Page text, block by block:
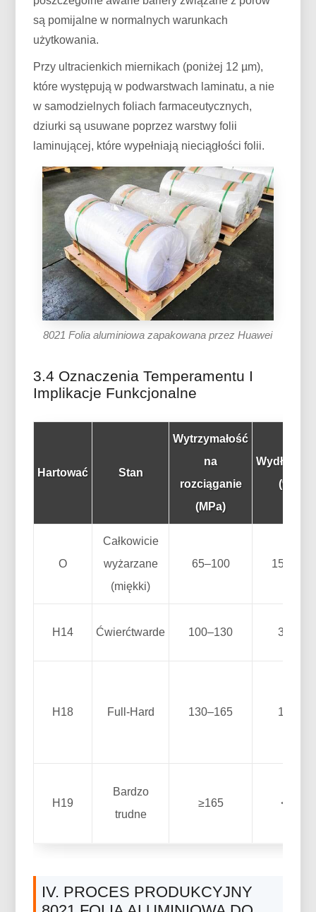
są pomijalne w normalnych warunkach
użytkowania.
Przy ultracienkich miernikach (poniżej 12 µm),
które występują w podwarstwach laminatu, a nie
w samodzielnych foliach farmaceutycznych,
dziurki są usuwane poprzez warstwy folii
laminującej, które wypełniają nieciągłości folii.
8021 Folia aluminiowa zapakowana przez Huawei
3.4 Oznaczenia Temperamentu I
Implikacje Funkcjonalne
Hartować Stan
Wytrzymałość
na
rozciąganie
(MPa)
(%)
O
Całkowicie
wyżarzane
(miękki)
65–100 15–25
H14 Ćwierćtwarde 100–130 3–8
H18 Full-Hard 130–165 1–4
H19
Bardzo
trudne
≥165 <2
IV. PROCES PRODUKCYJNY